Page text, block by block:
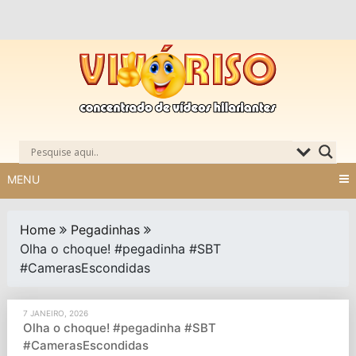
MENU
Home
Pegadinhas
Olha o choque! #pegadinha #SBT
#CamerasEscondidas
7 JANEIRO, 2026
Olha o choque! #pegadinha #SBT
#CamerasEscondidas